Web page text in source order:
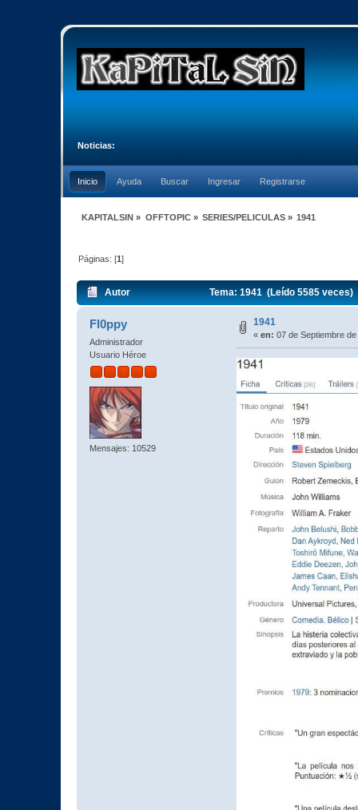
Noticias:
Inicio Ayuda Buscar Ingresar Registrarse
KAPITALSIN » OFFTOPIC» SERIES/PELICULAS» 1941
Páginas: [1]
Autor Tema: 1941 (Leído 5585 veces)
Fl0ppy
Administrador
Usuario Héroe
Mensajes: 10529
1941
« en: 07 de Septiembre